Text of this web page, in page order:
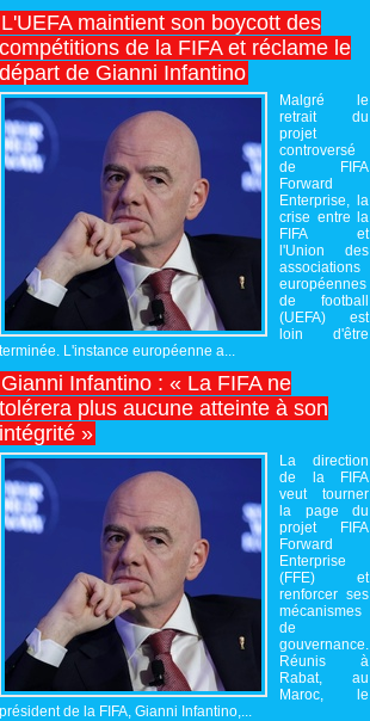
L'UEFA maintient son boycott des
compétitions de la FIFA et réclame le
départ de Gianni Infantino
Malgré le
retrait du
projet
controversé
de FIFA
Forward
Enterprise, la
crise entre la
FIFA et
l'Union des
associations
européennes
de football
(UEFA) est
loin d'être
terminée. L'instance européenne a...
Gianni Infantino : « La FIFA ne
tolérera plus aucune atteinte à son
intégrité »
La direction
de la FIFA
veut tourner
la page du
projet FIFA
Forward
Enterprise
(FFE) et
renforcer ses
mécanismes
de
gouvernance.
Réunis à
Rabat, au
Maroc, le
président de la FIFA, Gianni Infantino,...